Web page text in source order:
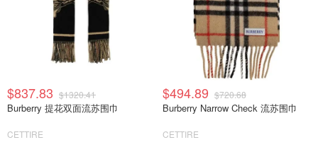
$837.83 $1320.41
Burberry 提花双面流苏围巾
CETTIRE
$494.89 $720.68
Burberry Narrow Check 流苏围巾
CETTIRE